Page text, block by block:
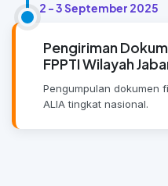
2 - 3 September 2025
Pengiriman
FPPTI Wilayah
Pengumpulan dokumen
ALIA tingkat nasional.